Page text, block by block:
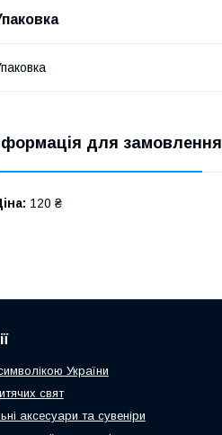
для замовлення
120 ₴
України
свят
аксесуари та сувеніри